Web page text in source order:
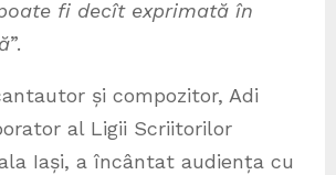
fi decît exprimată în
”.
și compozitor, Adi
al Ligii Scriitorilor
Iași, a încântat audiența cu